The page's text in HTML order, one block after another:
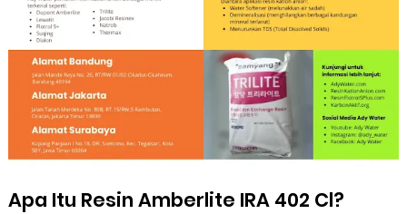
Apa Itu Resin Amberlite IRA 402 Cl?